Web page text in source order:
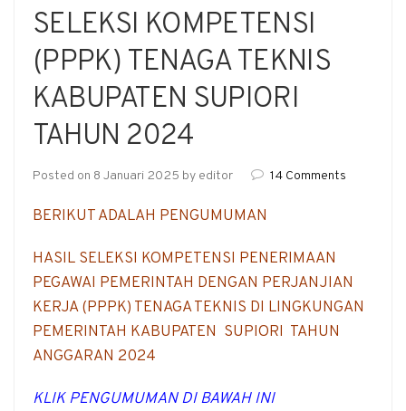
SELEKSI KOMPETENSI
(PPPK) TENAGA TEKNIS
KABUPATEN SUPIORI
TAHUN 2024
Posted on 8 Januari 2025 by editor 14 Comments
BERIKUT ADALAH PENGUMUMAN
HASIL SELEKSI KOMPETENSI PENERIMAAN
PEGAWAI PEMERINTAH DENGAN PERJANJIAN
KERJA (PPPK) TENAGA TEKNIS DI LINGKUNGAN
PEMERINTAH KABUPATEN SUPIORI TAHUN
ANGGARAN 2024
KLIK PENGUMUMAN DI BAWAH INI